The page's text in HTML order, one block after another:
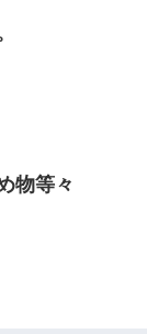
を案内すること
ばされて左手
物等々